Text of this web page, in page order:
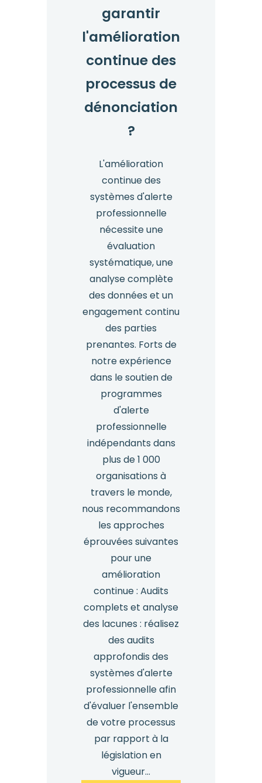
garantir
l'amélioration
continue des
processus de
dénonciation
?
L'amélioration
continue des
systèmes d'alerte
professionnelle
nécessite une
évaluation
systématique, une
analyse complète
des données et un
engagement continu
des parties
prenantes. Forts de
notre expérience
dans le soutien de
programmes
d'alerte
professionnelle
indépendants dans
plus de 1 000
organisations à
travers le monde,
nous recommandons
les approches
éprouvées suivantes
pour une
amélioration
continue : Audits
complets et analyse
des lacunes : réalisez
des audits
approfondis des
systèmes d'alerte
professionnelle afin
d'évaluer l'ensemble
de votre processus
par rapport à la
législation en
vigueur...